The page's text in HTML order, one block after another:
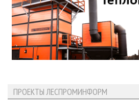
ПРОЕКТЫ ЛЕСПРОМИНФОРМ